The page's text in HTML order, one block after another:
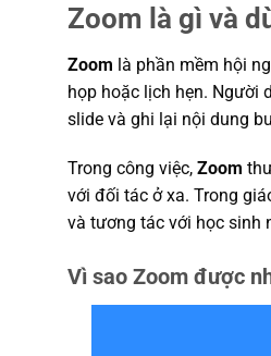
Zoom là gì và
Zoom là phần mềm hội
họp hoặc lịch hẹn. Người
slide và ghi lại nội dung
Trong công việc, Zoom
với đối tác ở xa. Trong
và tương tác với học sinh
Vì sao Zoom được